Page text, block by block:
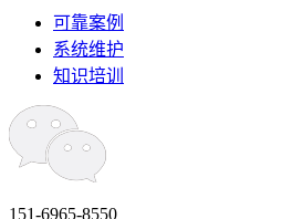
可靠案例
系统维护
知识培训
151-6965-8550